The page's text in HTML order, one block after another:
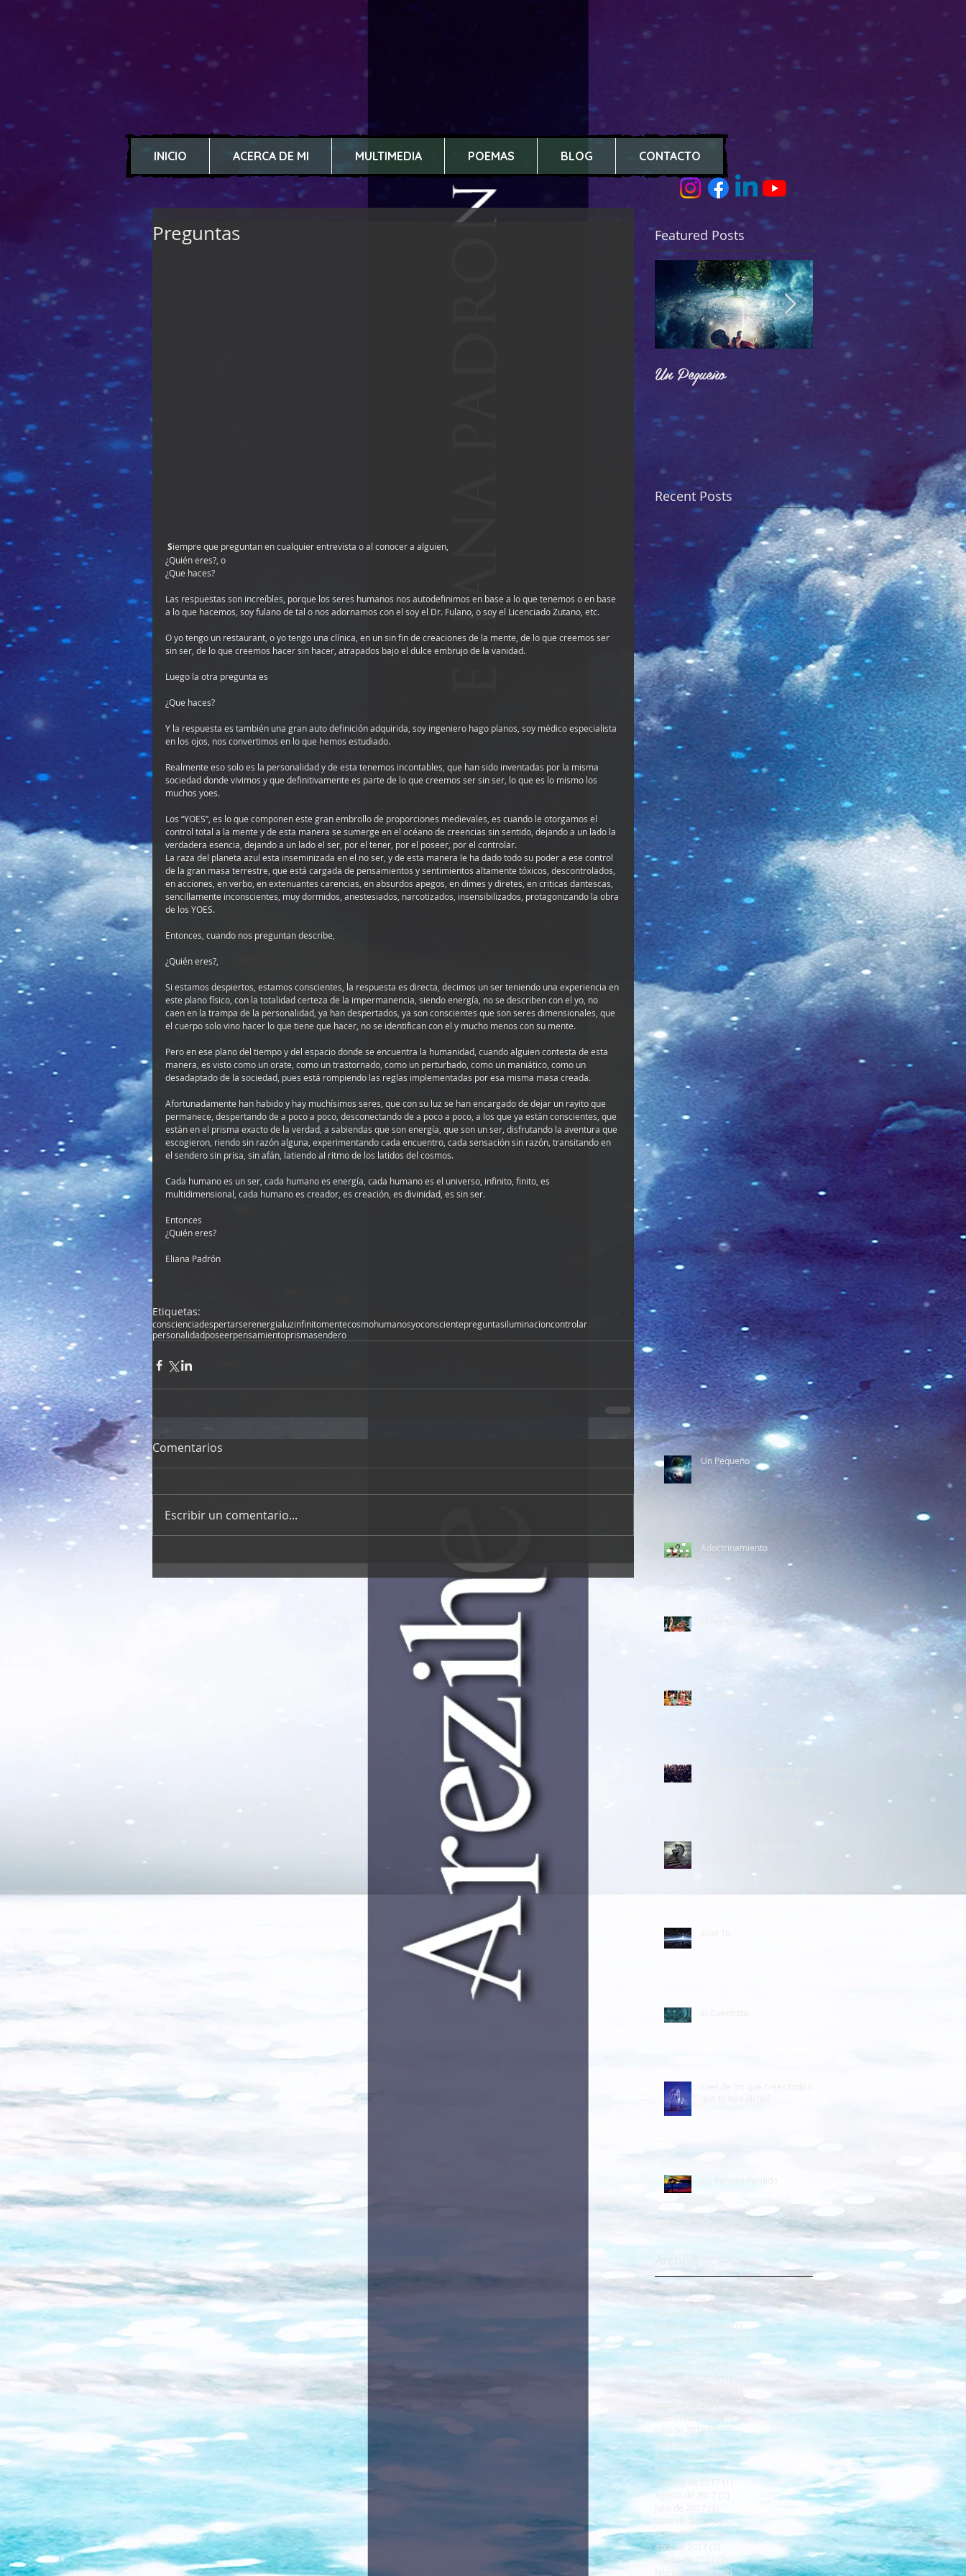
INICIO ACERCA DE MI MULTIMEDIA POEMAS BLOG CONTACTO
Preguntas
Siempre que preguntan en cualquier entrevista o al conocer a alguien,
¿Quién eres?, o
¿Que haces?
Las respuestas son increíbles, porque los seres humanos nos autodefinimos en base a lo que tenemos o en base
a lo que hacemos, soy fulano de tal o nos adornamos con el soy el Dr. Fulano, o soy el Licenciado Zutano, etc.
O yo tengo un restaurant, o yo tengo una clínica, en un sin fin de creaciones de la mente, de lo que creemos ser
sin ser, de lo que creemos hacer sin hacer, atrapados bajo el dulce embrujo de la vanidad.
Luego la otra pregunta es
¿Que haces?
Y la respuesta es también una gran auto definición adquirida, soy ingeniero hago planos, soy médico especialista
en los ojos, nos convertimos en lo que hemos estudiado.
Realmente eso solo es la personalidad y de esta tenemos incontables, que han sido inventadas por la misma
sociedad donde vivimos y que definitivamente es parte de lo que creemos ser sin ser, lo que es lo mismo los
muchos yoes.
Los “YOES”, es lo que componen este gran embrollo de proporciones medievales, es cuando le otorgamos el
control total a la mente y de esta manera se sumerge en el océano de creencias sin sentido, dejando a un lado la
verdadera esencia, dejando a un lado el ser, por el tener, por el poseer, por el controlar.
La raza del planeta azul esta inseminizada en el no ser, y de esta manera le ha dado todo su poder a ese control
de la gran masa terrestre, que está cargada de pensamientos y sentimientos altamente tóxicos, descontrolados,
en acciones, en verbo, en extenuantes carencias, en absurdos apegos, en dimes y diretes, en criticas dantescas,
sencillamente inconscientes, muy dormidos, anestesiados, narcotizados, insensibilizados, protagonizando la obra
de los YOES.
Entonces, cuando nos preguntan describe,
¿Quién eres?,
Si estamos despiertos, estamos conscientes, la respuesta es directa, decimos un ser teniendo una experiencia en
este plano físico, con la totalidad certeza de la impermanencia, siendo energía, no se describen con el yo, no
caen en la trampa de la personalidad, ya han despertados, ya son conscientes que son seres dimensionales, que
el cuerpo solo vino hacer lo que tiene que hacer, no se identifican con el y mucho menos con su mente.
Pero en ese plano del tiempo y del espacio donde se encuentra la humanidad, cuando alguien contesta de esta
manera, es visto como un orate, como un trastornado, como un perturbado, como un maniático, como un
desadaptado de la sociedad, pues está rompiendo las reglas implementadas por esa misma masa creada.
Afortunadamente han habido y hay muchísimos seres, que con su luz se han encargado de dejar un rayito que
permanece, despertando de a poco a poco, desconectando de a poco a poco, a los que ya están conscientes, que
están en el prisma exacto de la verdad, a sabiendas que son energía, que son un ser, disfrutando la aventura que
escogieron, riendo sin razón alguna, experimentando cada encuentro, cada sensación sin razón, transitando en
el sendero sin prisa, sin afán, latiendo al ritmo de los latidos del cosmos.
Cada humano es un ser, cada humano es energía, cada humano es el universo, infinito, finito, es
multidimensional, cada humano es creador, es creación, es divinidad, es sin ser.
Entonces
¿Quién eres?
Eliana Padrón
Etiquetas:
conscienciadespertarserenergialuzinfinitomentecosmohumanosyoconscientepreguntasiluminacioncontrolar
personalidadposeerpensamientoprismasendero
Comentarios
Escribir un comentario...
Featured Posts
Un Pequeño Adoctrinamiento
Recent Posts
Un Pequeño
Adoctrinamiento
El verdadero Virus
La Navidad
mayo de 2020
abril de 2020(1)
1 entrada
marzo de 2020
1 entrada
diciembre de 2019
(1)1 entrada
septiembre de 2019
julio de 2019
(1)
1 entrada
septiembre de 2018
julio de 2018
1 entrada
abril de 2018
2 entradas
febrero de 2018 (2) 2 entradas
enero de 2018 (1)1 entrada
octubre de 2017
1 entrada
agosto de 2017
junio de 2017(4)4 entradas
mayo de 2017 (4)4 entradas
abril de 2017
marzo de 2017
(7)7 entradas
febrero de 2017(2) 2 entradas